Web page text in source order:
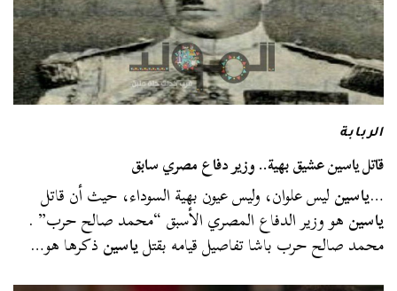
الربابة
قاتل ياسين عشيق بهية.. وزير دفاع مصري سابق
…ياسينليس علوان، وليس عيون بهية السوداء، حيث أن قاتل
ياسينهو وزير الدفاع المصري الأسبق “محمد صالح حرب” .
محمد صالح حرب باشا تفاصيل قيامه بقتلياسينذكرها هو…